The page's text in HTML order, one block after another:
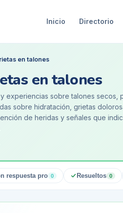
Inicio Directorio
en talones
en talones
experiencias sobre talones secos,
sobre hidratación, grietas
de heridas y señales que
respuesta pro 0 Resueltos 0